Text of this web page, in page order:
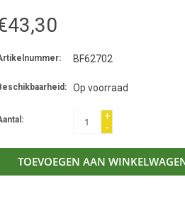
BF62702
Op voorraad
+
-
TOEVOEGEN AAN